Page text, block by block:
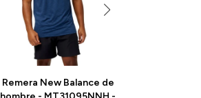
Remera New Balance de